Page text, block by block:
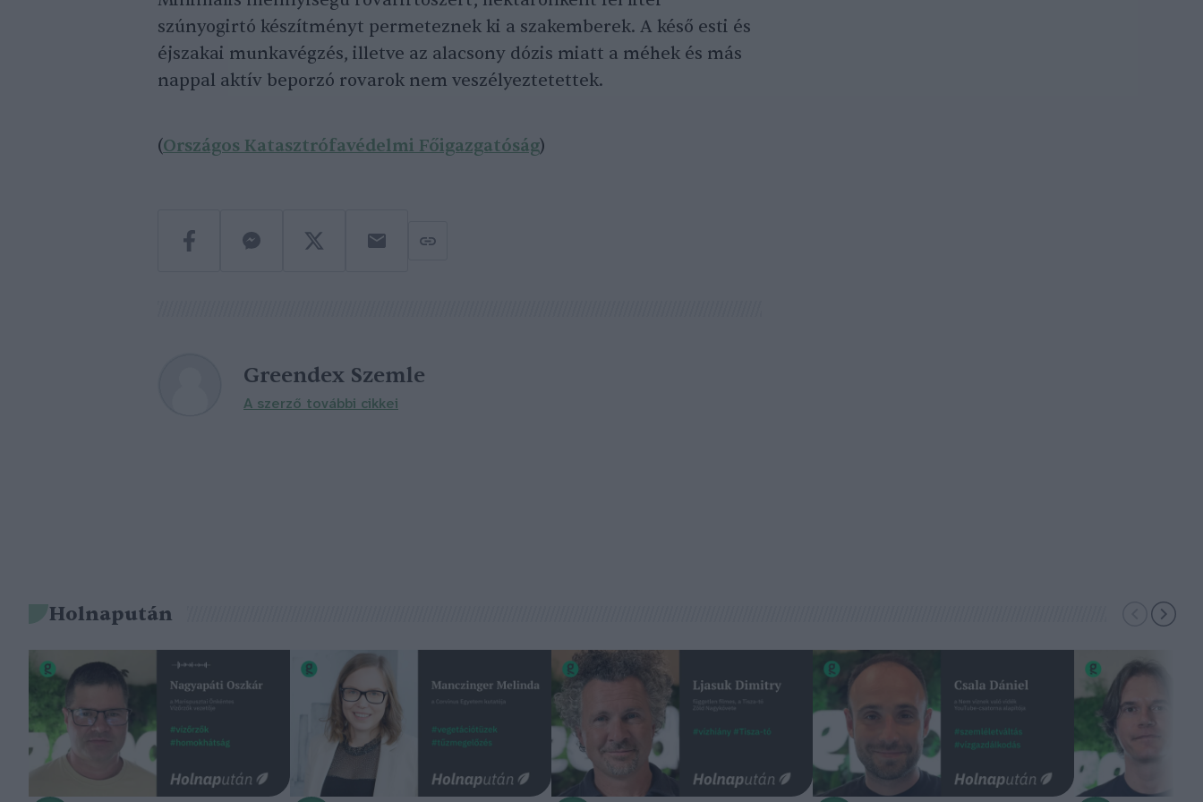
szúnyogirtó készítményt permeteznek ki a szakemberek. A késő esti és
éjszakai munkavégzés, illetve az alacsony dózis miatt a méhek és más
nappal aktív beporzó rovarok nem veszélyeztetettek.
(Országos Katasztrófavédelmi Főigazgatóság)
Greendex Szemle
A szerző további cikkei
Holnapután